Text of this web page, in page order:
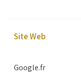
Site Web
Google.fr